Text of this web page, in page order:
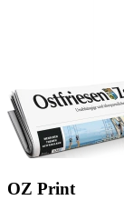
OZ Print